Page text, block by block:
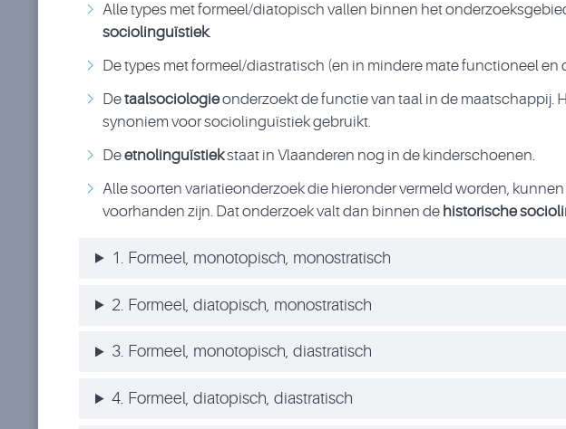
Alle types met formeel/diatopisch vallen binnen het
sociolinguïstiek.
De types met formeel/diastratisch (en in mindere mate functioneel
Detaalsociologieonderzoekt de functie van taal in de maatschappij.
synoniem voor sociolinguïstiek gebruikt.
Deetnolinguïstiekstaat in Vlaanderen nog in de kinderschoenen.
Alle soorten variatieonderzoek die hieronder vermeld worden,
voorhanden zijn. Dat onderzoek valt dan binnen de historische
1. Formeel, monotopisch, monostratisch
2. Formeel, diatopisch, monostratisch
3. Formeel, monotopisch, diastratisch
4. Formeel, diatopisch, diastratisch